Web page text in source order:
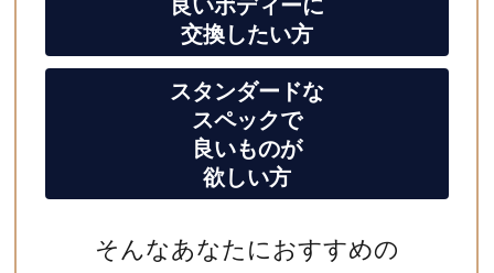
良いボディーに
交換したい方
スタンダードな
スペックで
良いものが
欲しい方
そんなあなたにおすすめの